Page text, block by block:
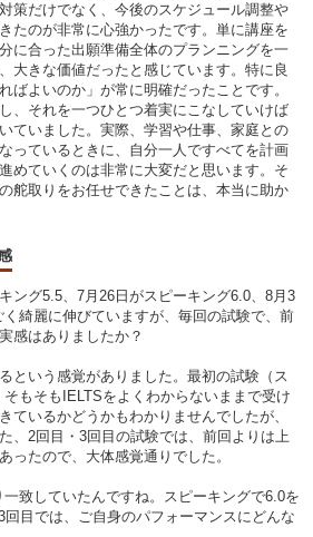
策だけでなく、今後のスケジュール調整や
たのが非常に心強かったです。単に講座を
に合った出願準備全体のプランニングを一
大きな価値だったと感じています。特に良
ばよいのか」が常に明確だったことです。
、それを一つひとつ着実にこなしていけば
ていました。実際、学習や仕事、家庭との
っているときに、自分一人ですべてを計画
めていくのは非常に大変だと思います。そ
舵取りをお任せできたことは、本当に助か
ング5.5、7月26日がスピーキング6.0、8月3
綺麗に伸びていますが、毎回の試験で、前
感はありましたか？
という感覚がありました。最初の試験（ス
もそもIELTSをよくわからないままで受け
ているかどうかもわかりませんでしたが、
、2回目・3回目の試験では、前回よりは上
ったので、大体感覚通りでした。
致していたんですね。スピーキングで6.0を
目では、ご自身のパフォーマンスにどんな